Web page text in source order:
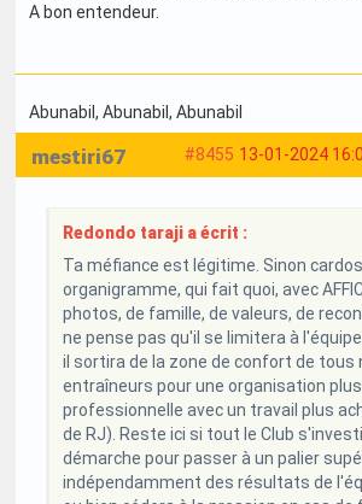
A bon entendeur.
Abunabil , Abunabil , Abunabil
#8455 13-01-2024
mestiri67
Redondo taraji a écrit :
Ta méfiance est légitime. Sinon
organigramme, qui fait quoi, avec
photos, de famille, de valeurs, de
ne pense pas qu'il se limitera à
il sortira de la zone de confort de tous
entraîneurs pour une organisation plus
professionnelle avec un travail plus
de RJ). Reste ici si tout le Club
démarche pour passer à un palier
indépendamment des résultats de